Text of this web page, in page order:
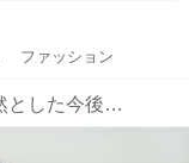
ファッション
独身女性の漠然とした今後への不安・リスク対策と資産運用とは？